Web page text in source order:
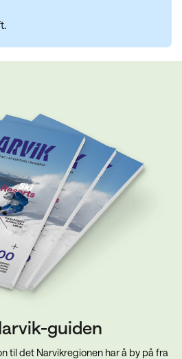
guiden
til det Narvikregionen har å by på fra